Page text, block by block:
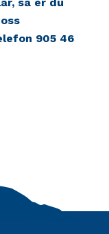
så er du
905 46